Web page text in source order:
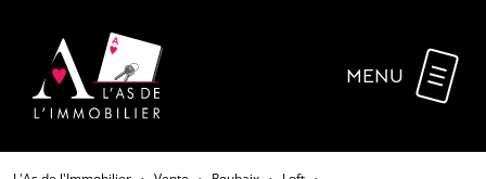
MENU